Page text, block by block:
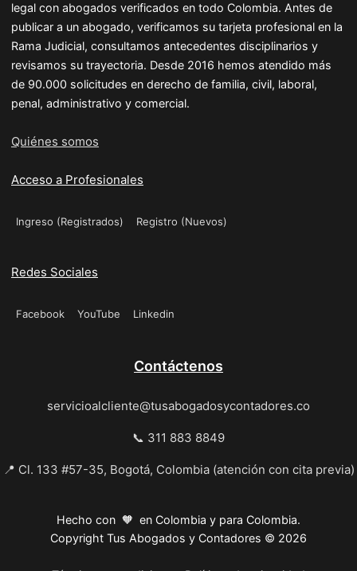
legal con abogados verificados en todo Colombia. Antes de
publicar a un abogado, verificamos su tarjeta profesional en la
Rama Judicial, consultamos antecedentes disciplinarios y
revisamos su trayectoria. Desde 2016 hemos atendido más
de 90.000 solicitudes en derecho de familia, civil, laboral,
penal, administrativo y comercial.
Quiénes somos
Acceso a Profesionales
Ingreso (Registrados) Registro (Nuevos)
Redes Sociales
Facebook YouTube Linkedin
Contáctenos
servicioalcliente@tusabogadosycontadores.co
📞 311 883 8849
📍 Cl. 133 #57-35, Bogotá, Colombia (atención con cita previa)
Hecho con 🧡 en Colombia y para Colombia.
Copyright Tus Abogados y Contadores © 2026